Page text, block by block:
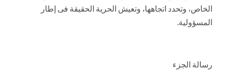
الخاص، وتحدد اتجاهها، وتعيش الحرية الحقيقة فى إطار
المسؤولية.
رسالة الجزء